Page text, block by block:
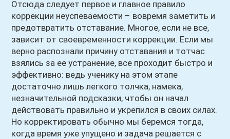
Отсюда следует первое и главное правило
коррекции неуспеваемости – вовремя заметить и
предотвратить отставание. Многое, если не все,
зависит от своевременности коррекции. Если мы
верно распознали причину отставания и тотчас
взялись за ее устранение, все проходит быстро и
эффективно: ведь ученику на этом этапе
достаточно лишь легкого толчка, намека,
незначительной подсказки, чтобы он начал
действовать правильно и укрепился в своих силах.
Но корректировать обычно мы беремся тогда,
когда время уже упущено и задача решается с